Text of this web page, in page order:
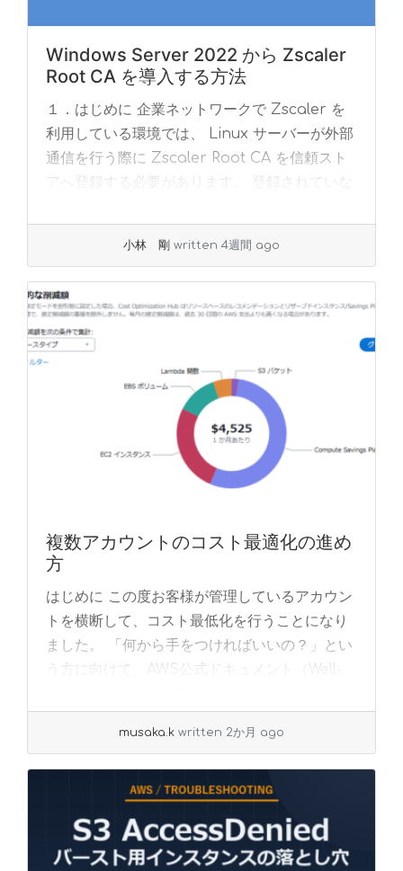
Windows Server 2022 から Zscaler
Root CA を導入する方法
１．はじめに 企業ネットワークで Zscaler を
利用している環境では、 Linux サーバーが外部
通信を行う際に Zscaler Root CA を信頼スト
アへ登録する必要があります。 登録されていな
小林 剛 written 4週間 ago
複数アカウントのコスト最適化の進め
方
はじめに この度お客様が管理しているアカウン
トを横断して、コスト最低化を行うことになり
ました。 「何から手をつければいいの？」とい
う方に向けて、AWS公式ドキュメント（Well-
musaka.k written 2か月 ago